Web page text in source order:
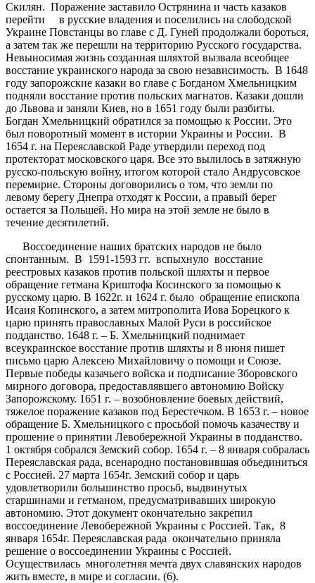
Скилян. Поражение заставило Острянина и часть казаков
перейти в русские владения и поселились на слободской
Украине Повстанцы во главе с Д. Гуней продолжали бороться,
а затем так же перешли на территорию Русского государства.
Невыносимая жизнь созданная шляхтой вызвала всеобщее
восстание украинского народа за свою независимость. В 1648
году запорожские казаки во главе с Богданом Хмельницким
подняли восстание против польских магнатов. Казаки дошли
до Львова и заняли Киев, но в 1651 году были разбиты.
Богдан Хмельницкий обратился за помощью к России. Это
был поворотный момент в истории Украины и России. В
1654 г. на Переяславской Раде утвердили переход под
протекторат московского царя. Все это вылилось в затяжную
русско-польскую войну, итогом которой стало Андрусовское
перемирие. Стороны договорились о том, что земли по
левому берегу Днепра отходят к России, а правый берег
остается за Польшей. Но мира на этой земле не было в
течение десятилетий.
Воссоединение наших братских народов не было
спонтанным. В 1591-1593 гг. вспыхнуло восстание
реестровых казаков против польской шляхты и первое
обращение гетмана Криштофа Косинского за помощью к
русскому царю. В 1622г. и 1624 г. было обращение епископа
Исаия Копинского, а затем митрополита Иова Борецкого к
царю принять православных Малой Руси в российское
подданство. 1648 г. – Б. Хмельницкий поднимает
всеукраинское восстание против шляхты и 8 июня пишет
письмо царю Алексею Михайловичу о помощи и Союзе.
Первые победы казачьего войска и подписание Зборовского
мирного договора, предоставлявшего автономию Войску
Запорожскому. 1651 г. – возобновление боевых действий,
тяжелое поражение казаков под Берестечком. В 1653 г. – новое
обращение Б. Хмельницкого с просьбой помочь казачеству и
прошение о принятии Левобережной Украины в подданство.
1 октября собрался Земский собор. 1654 г. – 8 января собралась
Переяславская рада, всенародно постановившая объединиться
с Россией. 27 марта 1654г. Земский собор и царь
удовлетворили большинство просьб, выдвинутых
старшинами и гетманом, предусматривавших широкую
автономию. Этот документ окончательно закрепил
воссоединение Левобережной Украины с Россией. Так, 8
января 1654г. Переяславская рада окончательно приняла
решение о воссоединении Украины с Россией.
Осуществилась многолетняя мечта двух славянских народов
жить вместе, в мире и согласии. (6).